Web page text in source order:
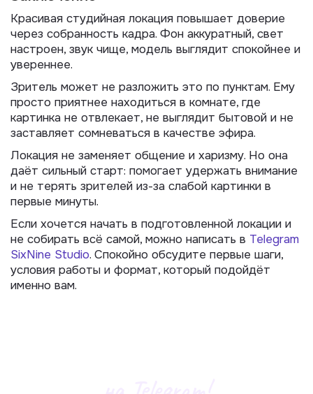
Красивая студийная локация повышает доверие
через собранность кадра. Фон аккуратный, свет
настроен, звук чище, модель выглядит спокойнее и
увереннее.
Зритель может не разложить это по пунктам. Ему
просто приятнее находиться в комнате, где
картинка не отвлекает, не выглядит бытовой и не
заставляет сомневаться в качестве эфира.
Локация не заменяет общение и харизму. Но она
даёт сильный старт: помогает удержать внимание
и не терять зрителей из-за слабой картинки в
первые минуты.
Если хочется начать в подготовленной локации и
не собирать всё самой, можно написать в Telegram
SixNine Studio. Спокойно обсудите первые шаги,
условия работы и формат, который подойдёт
именно вам.